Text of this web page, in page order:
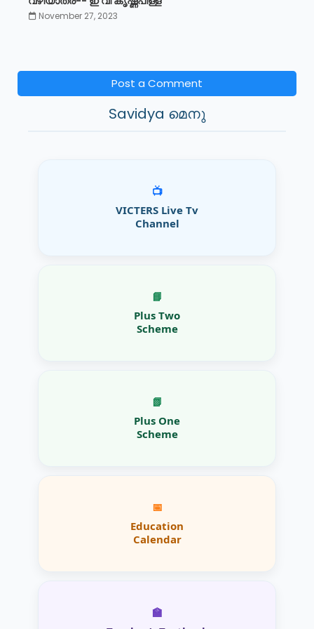
November 27, 2023
Post a Comment
Savidya മെനു
📺
VICTERS Live Tv
Channel
📘
Plus Two
Scheme
📗
Plus One
Scheme
📅
Education
Calendar
🏫